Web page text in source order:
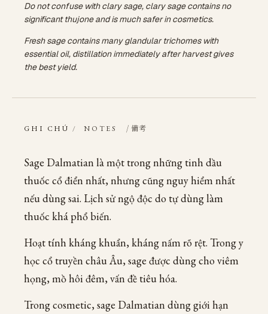
Do not confuse with clary sage, clary sage contains no
significant thujone and is much safer in cosmetics.
Fresh sage contains many glandular trichomes with
essential oil, distillation immediately after harvest gives
the best yield.
GHI CHÚ/ NOTES / 備考
Sage Dalmatian là một trong những tinh dầu
thuốc cổ điển nhất, nhưng cũng nguy hiểm nhất
nếu dùng sai. Lịch sử ngộ độc do tự dùng làm
thuốc khá phổ biến.
Hoạt tính kháng khuẩn, kháng nấm rõ rệt. Trong y
học cổ truyền châu Âu, sage được dùng cho viêm
họng, mồ hôi đêm, vấn đề tiêu hóa.
Trong cosmetic, sage Dalmatian dùng giới hạn